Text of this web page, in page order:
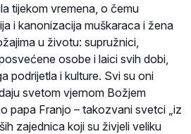
tijekom vremena, o čemu
i kanonizacija muškaraca i žena
u životu: supružnici,
osobe i laici svih dobi,
podrijetla i kulture. Svi su oni
svetom vjernom Božjem
papa Franjo – takozvani svetci „iz
zajednica koji su živjeli veliku